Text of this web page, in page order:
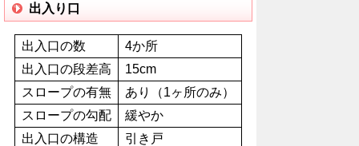
出入り口
出入口の数
4か所
出入口の段差高
15cm
スロープの有無
あり（1ヶ所のみ）
スロープの勾配
緩やか
出入口の構造
引き戸